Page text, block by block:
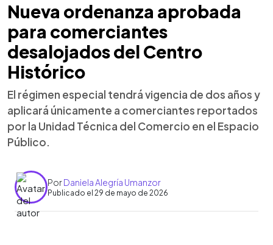
Nueva ordenanza aprobada
para comerciantes
desalojados del Centro
Histórico
El régimen especial tendrá vigencia de dos años y
aplicará únicamente a comerciantes reportados
por la Unidad Técnica del Comercio en el Espacio
Público.
PorDaniela Alegría Umanzor
Publicado el 29 de mayo de 2026